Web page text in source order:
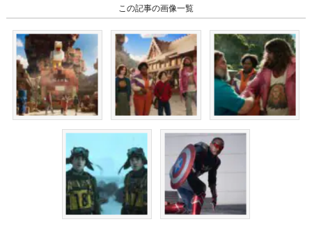
この記事の画像一覧